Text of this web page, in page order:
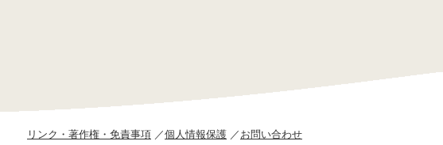
リンク・著作権・免責事項 個人情報保護 お問い合わせ